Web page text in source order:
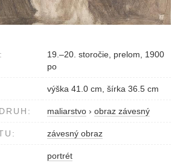
19.–20. storočie, prelom, 1900
po
výška 41.0 cm, šírka 36.5 cm
maliarstvo › obraz závesný
závesný obraz
portrét